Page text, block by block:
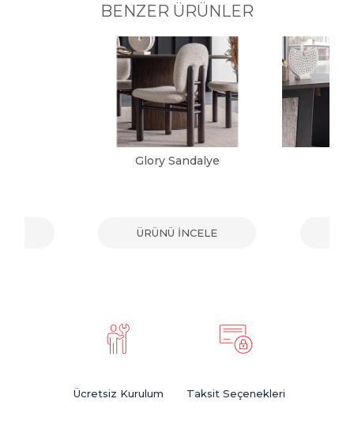
BENZER ÜRÜNLER
Glory Sandalye
ÜRÜNÜ İNCELE
Ücretsiz Kurulum Taksit Seçenekleri